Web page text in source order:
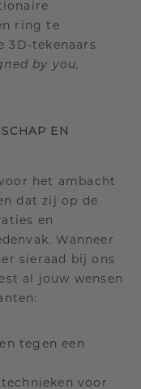
ring te
3D-tekenaars
by you,
EN
het ambacht
dat zij op de
en
Wanneer
sieraad bij ons
al jouw wensen
tegen een
voor